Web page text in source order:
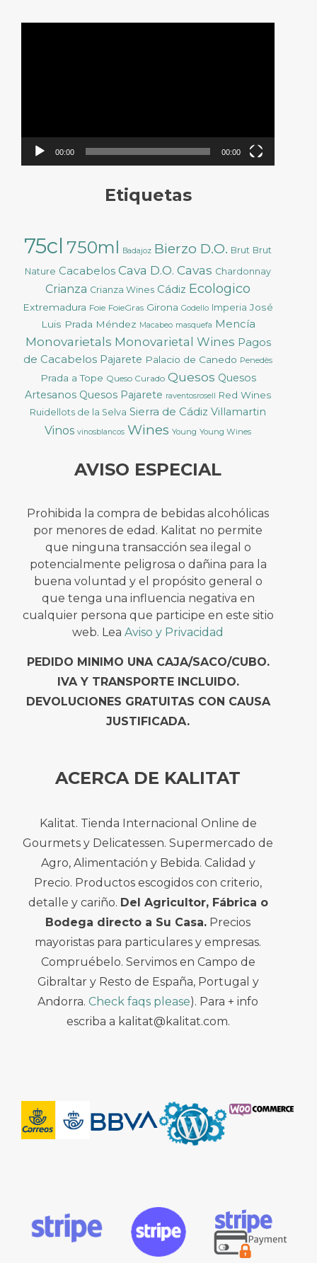
00:00 00:00
Etiquetas
75cl 750ml Badajoz Bierzo D.O. Brut Brut
Nature Cacabelos Cava D.O. Cavas Chardonnay
Crianza Crianza Wines Cádiz Ecologico
Extremadura Foie FoieGras Girona Godello Imperia José
Luis Prada Méndez Macabeo masquefa Mencía
Monovarietals Monovarietal Wines Pagos
de Cacabelos Pajarete Palacio de Canedo Penedès
Prada a Tope Queso Curado Quesos Quesos
Artesanos Quesos Pajarete raventosrosell Red Wines
Ruidellots de la Selva Sierra de Cádiz Villamartin
Vinos vinosblancos Wines Young Young Wines
AVISO ESPECIAL
Prohibida la compra de bebidas alcohólicas
por menores de edad. Kalitat no permite
que ninguna transacción sea ilegal o
potencialmente peligrosa o dañina para la
buena voluntad y el propósito general o
que tenga una influencia negativa en
cualquier persona que participe en este sitio
web. Lea Aviso y Privacidad
PEDIDO MINIMO UNA CAJA/SACO/CUBO.
IVA Y TRANSPORTE INCLUIDO.
DEVOLUCIONES GRATUITAS CON CAUSA
JUSTIFICADA.
ACERCA DE KALITAT
Kalitat. Tienda Internacional Online de
Gourmets y Delicatessen. Supermercado de
Agro, Alimentación y Bebida. Calidad y
Precio. Productos escogidos con criterio,
detalle y cariño. Del Agricultor, Fábrica o
Bodega directo a Su Casa. Precios
mayoristas para particulares y empresas.
Compruébelo. Servimos en Campo de
Gibraltar y Resto de España, Portugal y
Andorra. Check faqs please). Para + info
escriba a kalitat@kalitat.com.